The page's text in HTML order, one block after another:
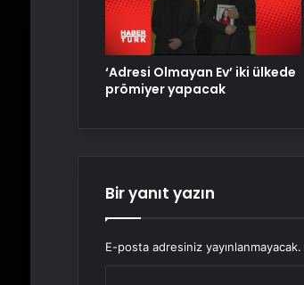
‘Adresi Olmayan Ev’ iki ülkede
prömiyer yapacak
Bir yanıt yazın
E-posta adresiniz yayınlanmayacak.